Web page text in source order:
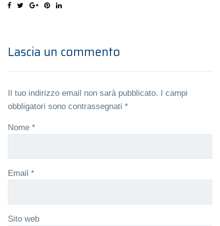
Lascia un commento
Il tuo indirizzo email non sarà pubblicato.
I campi
obbligatori sono contrassegnati *
Nome *
Email *
Sito web